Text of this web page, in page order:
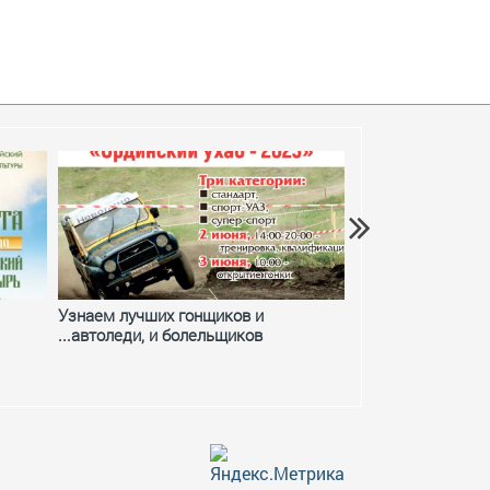
Узнаем лучших гонщиков и
...автоледи, и болельщиков